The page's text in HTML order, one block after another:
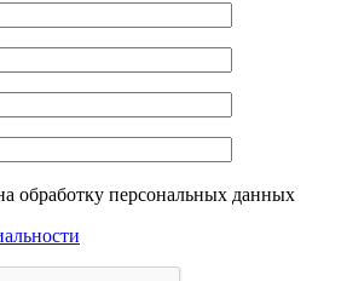
обработку персональных данных